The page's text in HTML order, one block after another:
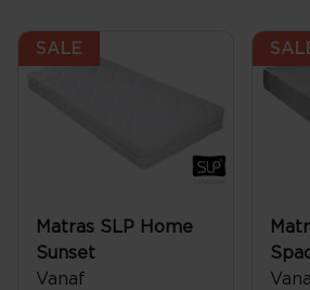
SALE
Matras SLP Home
Sunset
Vanaf